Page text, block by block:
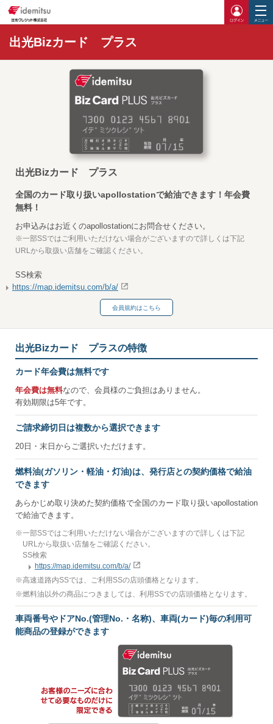
ログイ
出光Bizカード プラス
出光Bizカード プラス
全国のカード取り扱いapollostationで給油できます！年会費
無料！
お申込みはお近くのapollostationにお問合せください。
※一部SSではご利用いただけない場合がございますので詳しくは下記
URLから取扱い店舗をご確認ください。
SS検索
https://map.idemitsu.com/b/a/
会員規約はこちら
出光Bizカード プラスの特徴
カード年会費は無料です
年会費は無料なので、会員様のご負担はありません。
有効期限は5年です。
ご請求締切日は複数から選択できます
20日・末日からご選択いただけます。
燃料油(ガソリン・軽油・灯油)は、発行店との契約価格で給油
できます
あらかじめ取り決めた契約価格で全国のカード取り扱いapollostation
で給油できます。
※一部SSではご利用いただけない場合がございますので詳しくは下記
URLから取扱い店舗をご確認ください。
SS検索
https://map.idemitsu.com/b/a/
※高速道路内SSでは、ご利用SSの店頭価格となります。
※燃料油以外の商品につきましては、利用SSでの店頭価格となります。
車両番号やドアNo.(管理No.・名称)、車両(カード)毎の利用可
能商品の登録ができます